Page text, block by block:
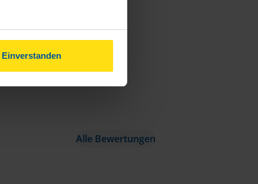
Einverstanden
Alle Bewertungen